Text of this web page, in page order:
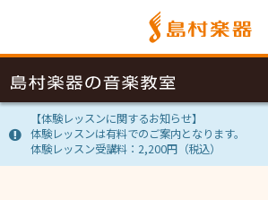
【体験レッスンに関するお知らせ】
体験レッスンは有料でのご案内となります。
体験レッスン受講料：2,200円（税込）